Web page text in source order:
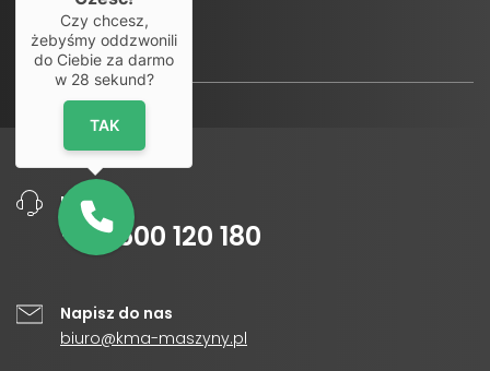
Infolinia
+48500 120 180
Napisz do nas
biuro@kma-maszyny.pl
Czy chcesz,
żebyśmy oddzwonili
do Ciebie za darmo
w 28 sekund?
TAK